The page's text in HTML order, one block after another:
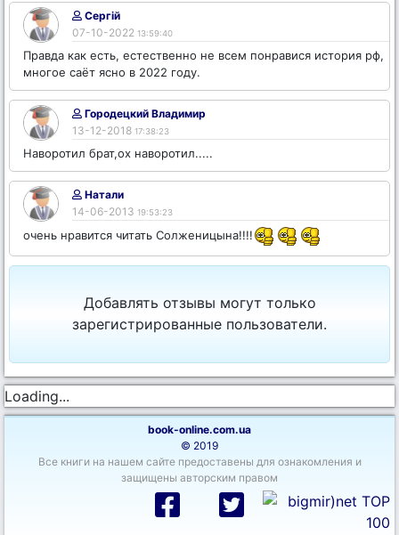
Сергій
07-10-2022 13:59:40
Правда как есть, естественно не всем понравися история рф,
многое саёт ясно в 2022 году.
Городецкий Владимир
13-12-2018 17:38:23
Наворотил брат,ох наворотил.....
Натали
14-06-2013 19:53:23
очень нравится читать Солженицына!!!!
Добавлять отзывы могут только
зарегистрированные пользователи.
Loading...
book-online.com.ua
© 2019
Все книги на нашем сайте предоставены для ознакомления и
защищены авторским правом